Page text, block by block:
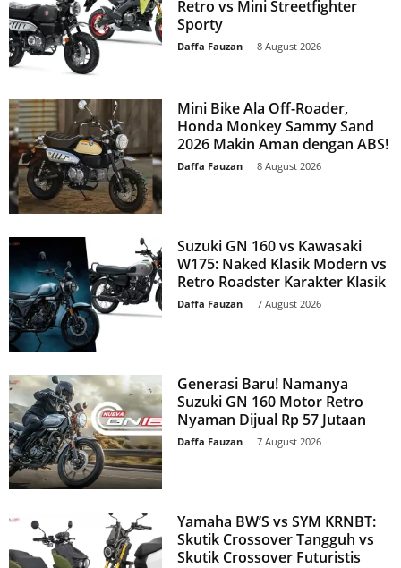
Retro vs Mini Streetfighter
Sporty
Daffa Fauzan 8 August 2026
Mini Bike Ala Off-Roader,
Honda Monkey Sammy Sand
2026 Makin Aman dengan ABS!
Daffa Fauzan 8 August 2026
Suzuki GN 160 vs Kawasaki
W175: Naked Klasik Modern vs
Retro Roadster Karakter Klasik
Daffa Fauzan 7 August 2026
Generasi Baru! Namanya
Suzuki GN 160 Motor Retro
Nyaman Dijual Rp 57 Jutaan
Daffa Fauzan 7 August 2026
Yamaha BW’S vs SYM KRNBT:
Skutik Crossover Tangguh vs
Skutik Crossover Futuristis